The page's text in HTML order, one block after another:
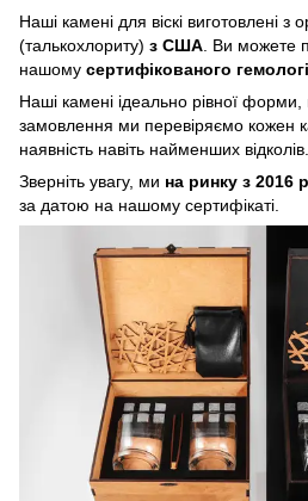
Наші камені для віскі виготовлені з
(талькохлориту) з США . Ви можете
нашому сертифікованого
Наші камені ідеально рівної
замовлення ми перевіряємо кожен
наявність навіть найменших відколів.
Зверніть увагу, ми на ринку з 2016
за датою на нашому сертифікаті.